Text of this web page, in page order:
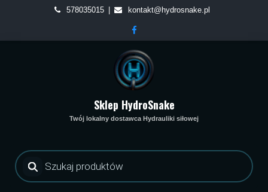
content
578035015 kontakt@hydrosnake.pl
Sklep HydroSnake
Twój lokalny dostawca Hydrauliki siłowej
Wyszukiwarka
produktów